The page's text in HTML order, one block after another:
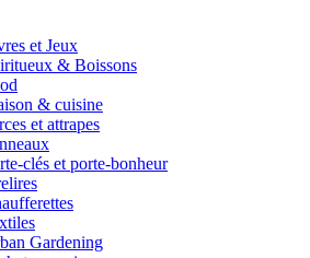
et Jeux
& Boissons
& cuisine
et attrapes
clés et porte-bonheur
Gardening